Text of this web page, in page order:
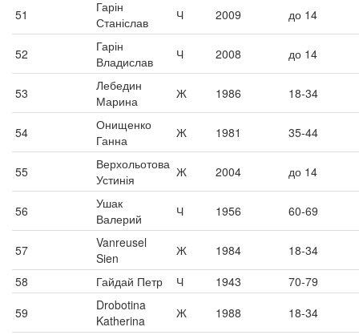
51
Гарін
Станіслав
Ч 2009 до 14
52
Гарін
Владислав
Ч 2008 до 14
53
Лебедин
Марина
Ж 1986 18-34
54
Онищенко
Ганна
Ж 1981 35-44
55
Верхольотова
Устинія
Ж 2004 до 14
56
Ушак
Валерий
Ч 1956 60-69
57
Vanreusel
Sien
Ж 1984
18-34
58
Гайдай Петр Ч 1943
70-79
59
Drobotina
Katherina
Ж 1988 18-34